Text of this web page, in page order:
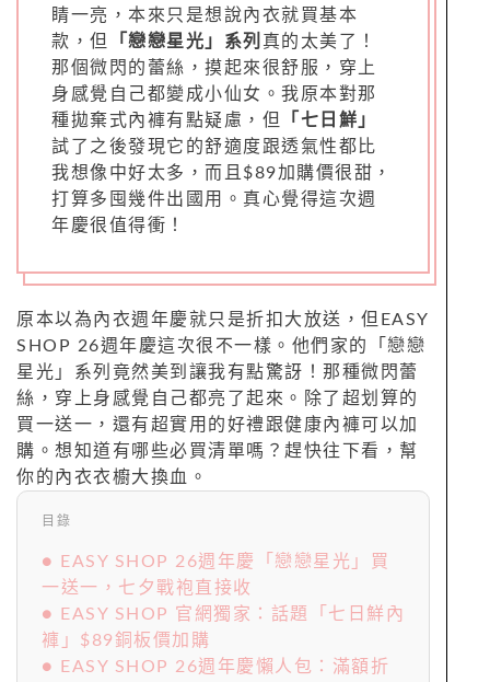
睛一亮，本來只是想說內衣就買基本
款，但
「戀戀星光」系列 真的太美了！
那個微閃的蕾絲，摸起來很舒服，穿上
身感覺自己都變成小仙女。我原本對那
種拋棄式內褲有點疑慮，但
「七日鮮」
試了之後發現它的舒適度跟透氣性都比
我想像中好太多，而且$89加購價很甜，
打算多囤幾件出國用。真心覺得這次週
年慶很值得衝！
原本以為內衣週年慶就只是折扣大放送，但EASY
SHOP 26週年慶這次很不一樣。他們家的「戀戀
星光」系列竟然美到讓我有點驚訝！那種微閃蕾
絲，穿上身感覺自己都亮了起來。除了超划算的
買一送一，還有超實用的好禮跟健康內褲可以加
購。想知道有哪些必買清單嗎？趕快往下看，幫
你的內衣衣櫥大換血。
目錄
● EASY SHOP 26週年慶「戀戀星光」買
一送一，七夕戰袍直接收
● EASY SHOP 官網獨家：話題「七日鮮內
褲」$89銅板價加購
● EASY SHOP 26週年慶懶人包：滿額折